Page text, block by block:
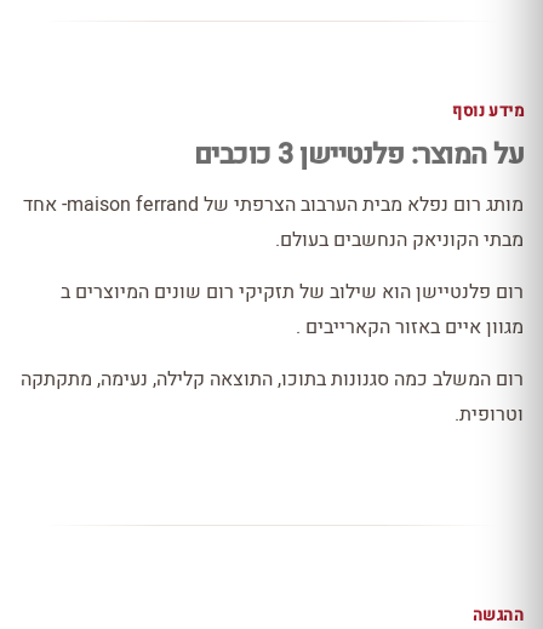
מידע נוסף
על המוצר: פלנטיישן 3 כוכבים
מותג רום נפלא מבית הערבוב הצרפתי של maison ferrand- אחד
מבתי הקוניאק הנחשבים בעולם.
רום פלנטיישן הוא שילוב של תזקיקי רום שונים המיוצרים ב
מגוון איים באזור הקארייבים .
רום המשלב כמה סגנונות בתוכו, התוצאה קלילה, נעימה, מתקתקה
וטרופית.
ההגשה